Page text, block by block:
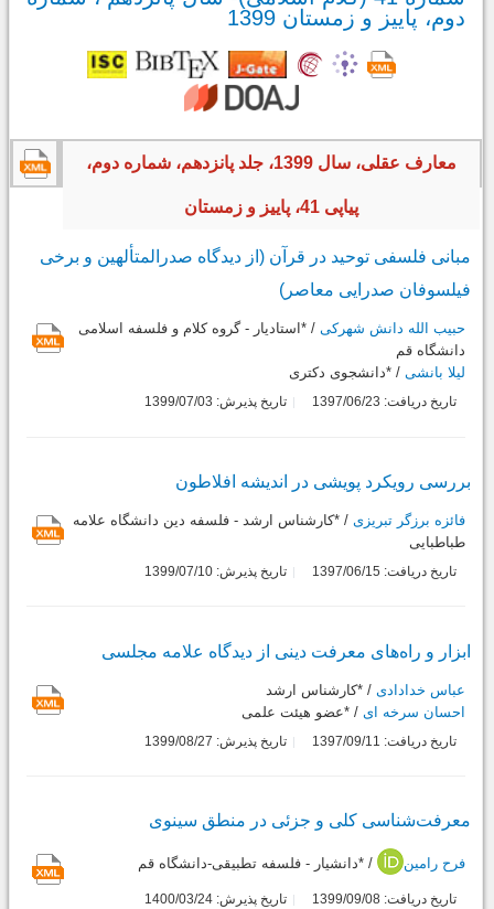
دوم، پاییز و زمستان 1399
معارف عقلی، سال 1399، جلد پانزدهم، شماره دوم،
پیاپی 41، پاییز و زمستان
مبانی فلسفی توحید در قرآن (از دیدگاه صدرالمتألهین و برخی
فیلسوفان صدرایی معاصر)
حبیب الله دانش شهرکی / *استادیار - گروه کلام و فلسفه اسلامی
دانشگاه قم
لیلا بانشی / *دانشجوی دکتری
تاریخ دریافت: 1397/06/23 تاریخ پذیرش: 1399/07/03
بررسی رویکرد پویشی در اندیشه افلاطون
فائزه برزگر تبریزی / *کارشناس ارشد - فلسفه دین دانشگاه علامه
طباطبایی
تاریخ دریافت: 1397/06/15 تاریخ پذیرش: 1399/07/10
ابزار و راه‌های معرفت دینی از دیدگاه علامه مجلسی
عباس خدادادی / *کارشناس ارشد
احسان سرخه ای / *عضو هیئت علمی
تاریخ دریافت: 1397/09/11 تاریخ پذیرش: 1399/08/27
معرفت‌شناسی کلی و جزئی در منطق سینوی
فرح رامین / *دانشیار - فلسفه تطبیقی-دانشگاه قم
تاریخ دریافت: 1399/09/08 تاریخ پذیرش: 1400/03/24